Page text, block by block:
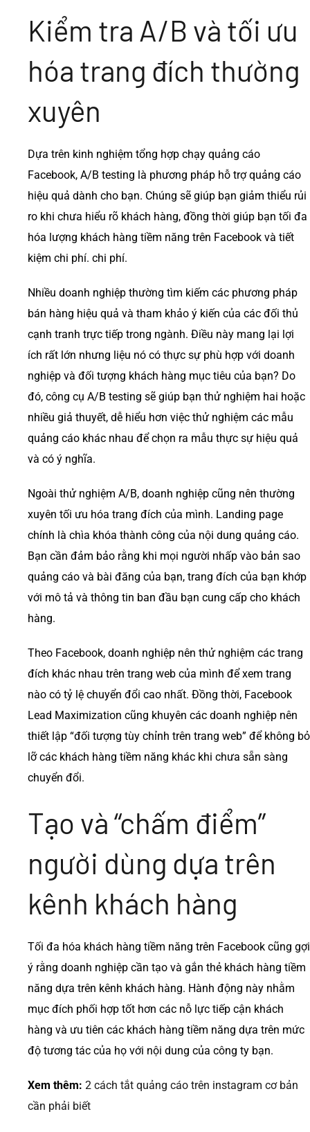
Kiểm tra A/B và tối ưu
hóa trang đích thường
xuyên
Dựa trên kinh nghiệm tổng hợp chạy quảng cáo
Facebook, A/B testing là phương pháp hỗ trợ quảng cáo
hiệu quả dành cho bạn. Chúng sẽ giúp bạn giảm thiểu rủi
ro khi chưa hiểu rõ khách hàng, đồng thời giúp bạn tối đa
hóa lượng khách hàng tiềm năng trên Facebook và tiết
kiệm chi phí. chi phí.
Nhiều doanh nghiệp thường tìm kiếm các phương pháp
bán hàng hiệu quả và tham khảo ý kiến ​​của các đối thủ
cạnh tranh trực tiếp trong ngành. Điều này mang lại lợi
ích rất lớn nhưng liệu nó có thực sự phù hợp với doanh
nghiệp và đối tượng khách hàng mục tiêu của bạn? Do
đó, công cụ A/B testing sẽ giúp bạn thử nghiệm hai hoặc
nhiều giả thuyết, dễ hiểu hơn việc thử nghiệm các mẫu
quảng cáo khác nhau để chọn ra mẫu thực sự hiệu quả
và có ý nghĩa.
Ngoài thử nghiệm A/B, doanh nghiệp cũng nên thường
xuyên tối ưu hóa trang đích của mình. Landing page
chính là chìa khóa thành công của nội dung quảng cáo.
Bạn cần đảm bảo rằng khi mọi người nhấp vào bản sao
quảng cáo và bài đăng của bạn, trang đích của bạn khớp
với mô tả và thông tin ban đầu bạn cung cấp cho khách
hàng.
Theo Facebook, doanh nghiệp nên thử nghiệm các trang
đích khác nhau trên trang web của mình để xem trang
nào có tỷ lệ chuyển đổi cao nhất. Đồng thời, Facebook
Lead Maximization cũng khuyên các doanh nghiệp nên
thiết lập “đối tượng tùy chỉnh trên trang web” để không bỏ
lỡ các khách hàng tiềm năng khác khi chưa sẵn sàng
chuyển đổi.
Tạo và “chấm điểm”
người dùng dựa trên
kênh khách hàng
Tối đa hóa khách hàng tiềm năng trên Facebook cũng gợi
ý rằng doanh nghiệp cần tạo và gắn thẻ khách hàng tiềm
năng dựa trên kênh khách hàng. Hành động này nhằm
mục đích phối hợp tốt hơn các nỗ lực tiếp cận khách
hàng và ưu tiên các khách hàng tiềm năng dựa trên mức
độ tương tác của họ với nội dung của công ty bạn.
Xem thêm: 2 cách tắt quảng cáo trên instagram cơ bản
cần phải biết